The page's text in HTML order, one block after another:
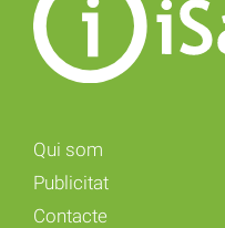
Qui som
Publicitat
Contacte